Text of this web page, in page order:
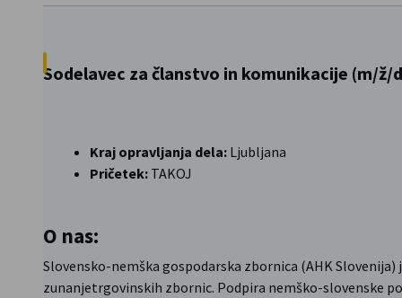
Sodelavec za članstvo in komunikacije (m/ž/
Kraj opravljanja dela: Ljubljana
Pričetek: TAKOJ
O nas:
Slovensko-nemška gospodarska zbornica (AHK
zunanjetrgovinskih zbornic. Podpira nemško-slovenske